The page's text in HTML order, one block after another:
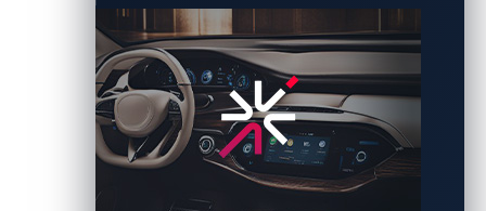
為了迎接這一挑戰，
VicOne
再次推動 Pwn2Own
Automotive——全球最大的零時差漏洞發現競賽，
聚焦於聯網車輛及其背後的技術。